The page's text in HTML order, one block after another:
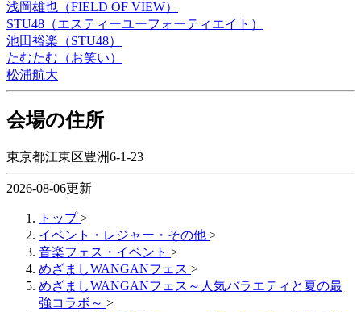
浅岡雄也（FIELD OF VIEW）
STU48（エスティーユーフォーティエイト）
池田裕楽（STU48）
たむたむ（お笑い）
松浦航大
会場の住所
東京都江東区豊洲6-1-23
2026-08-06更新
トップ >
イベント・レジャー・その他 >
音楽フェス・イベント >
めざましWANGANフェス >
めざましWANGANフェス～人気バラエティと夏の最
強コラボ～ >